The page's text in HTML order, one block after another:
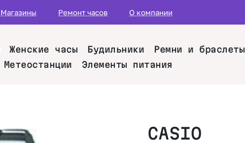
Магазины Ремонт часов О компании
Женские часы Будильники Ремни и браслеты
Метеостанции Элементы питания
CASIO